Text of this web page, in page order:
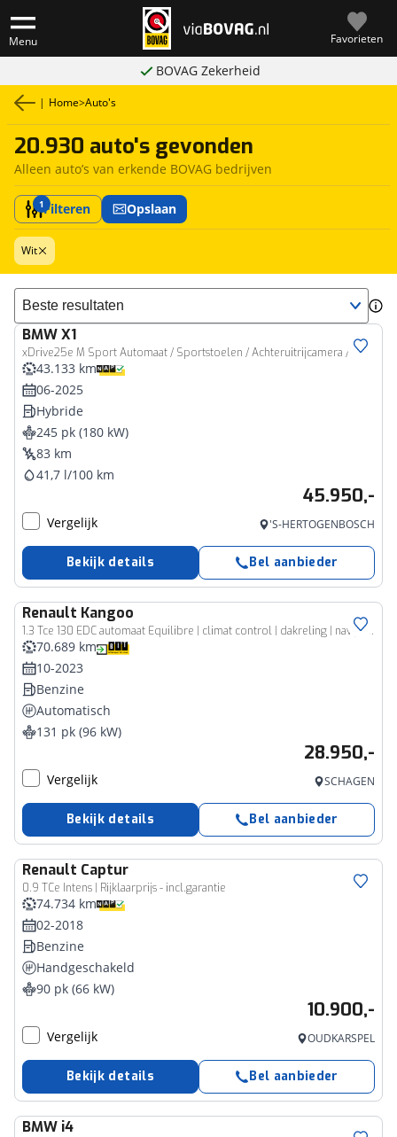
Menu Favorieten
BOVAG Zekerheid
| Home>Auto's
20.930 auto's gevonden
Alleen auto’s van erkende BOVAG bedrijven
1Filteren Opslaan
Wit
Sorteer resultaten
BMWX1
xDrive25e M Sport Automaat / Sportstoelen / Achteruitrijcamera / Stoelverwarming
43.133 km
06-2025
Hybride
245 pk (180 kW)
83 km
41,7 l/100 km
45.950,-
Vergelijk 'S-HERTOGENBOSCH
Bekijk details Bel aanbieder
Renault Kangoo
1.3 Tce 130 EDC automaat Equilibre | climat control | dakreling | navigatie | tijdelijk gratis Top Afleverpakket twv Eur 695
70.689 km
10-2023
Benzine
Automatisch
131 pk (96 kW)
28.950,-
Vergelijk SCHAGEN
Bekijk details Bel aanbieder
Renault Captur
0.9 TCe Intens | Rijklaarprijs - incl.garantie
74.734 km
02-2018
Benzine
Handgeschakeld
90 pk (66 kW)
10.900,-
Vergelijk OUDKARSPEL
Bekijk details Bel aanbieder
BMW i4